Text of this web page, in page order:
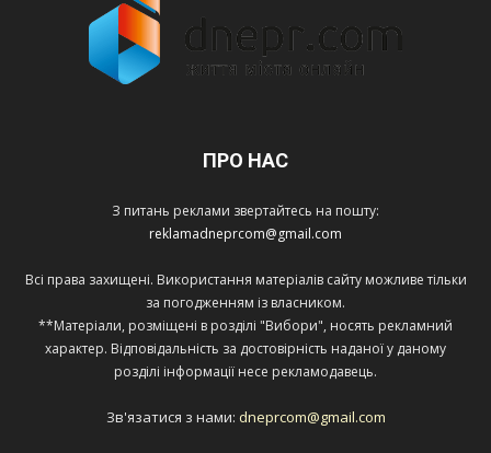
ПРО НАС
З питань реклами звертайтесь на пошту:
reklamadneprcom@gmail.com
Всі права захищені. Використання матеріалів сайту можливе тільки
за погодженням із власником.
**Матеріали, розміщені в розділі "Вибори", носять рекламний
характер. Відповідальність за достовірність наданої у даному
розділі інформації несе рекламодавець.
Зв'язатися з нами: dneprcom@gmail.com